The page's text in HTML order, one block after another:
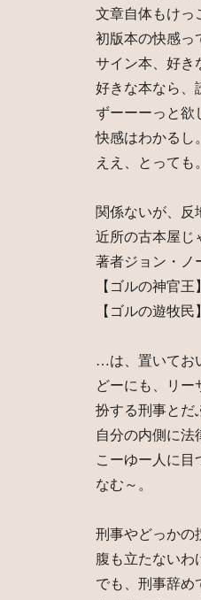
文章自体もけっ
初版本の快感っ
サイン本、好き
好きな本なら、
ずーーーっと欲
快感はわかるし
ええ、とっても。
関係ないが、反
近所の古本屋じ
著者ジョン・
【ゴルの神官王】
【ゴルの遊牧民】
…は、置いてお
どーにも、リー
扮する刑事とだ
自分の内側に法
こーゆー人に目
なむ～。
刑事やどっかの
腹も立たないわ
でも、刑事辞め